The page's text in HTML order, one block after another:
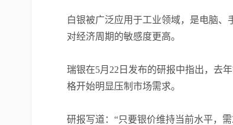
白银被广泛应用于工业领域，是电脑
对经济周期的敏感度更高。
瑞银在5月22日发布的研报中指出，去
格开始明显压制市场需求。
研报写道：“只要银价维持当前水平，